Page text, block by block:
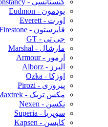
کنستانسی - Constancy
یودمون - Eudmon
اورت - Everett
فایرستون - Firestone
جی تی - GT
مارشال - Marshal
آرمور - Armour
البرز - Alborz
اوزکا - Ozka
پیروزی - Pirozi
مکس تریک - Maxtrek
نکسن - Nexen
سوپریا - Superia
کاپسن - Kapsen